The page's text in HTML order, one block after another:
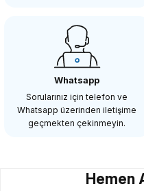
CoMica CVM-VS09 TYPE-C
1.098,90 TL
Whatsapp
Sorularınız için telefon ve
Whatsapp üzerinden iletişime
geçmekten çekinmeyin.
Hemen